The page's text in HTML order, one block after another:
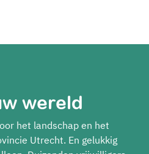
wereld
het landschap en het
Utrecht. En gelukkig